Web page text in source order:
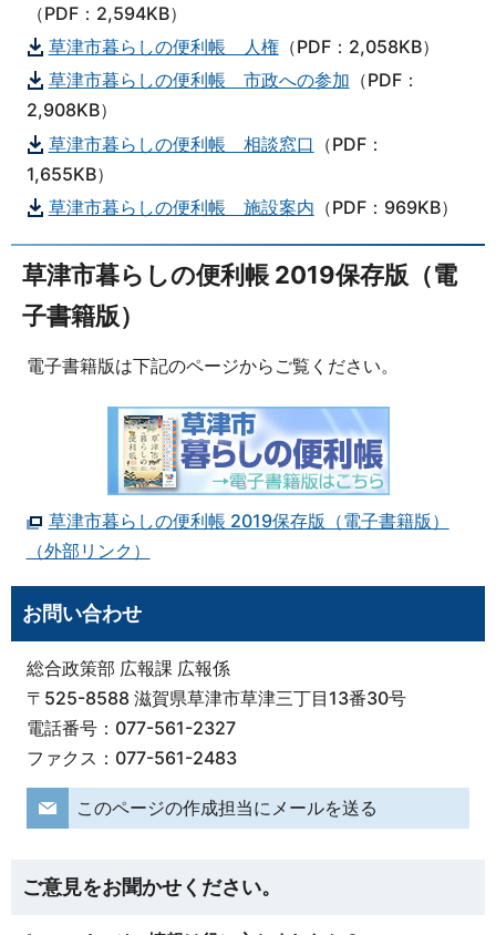
（PDF：2,594KB）
草津市暮らしの便利帳 人権（PDF：2,058KB）
草津市暮らしの便利帳 市政への参加 （PDF：
2,908KB）
草津市暮らしの便利帳 相談窓口 （PDF：
1,655KB）
草津市暮らしの便利帳 施設案内 （PDF：969KB）
草津市暮らしの便利帳 2019保存版（電
子書籍版）
電子書籍版は下記のページからご覧ください。
草津市暮らしの便利帳 2019保存版（電子書籍版）
（外部リンク）
お問い合わせ
総合政策部 広報課 広報係
〒525-8588 滋賀県草津市草津三丁目13番30号
電話番号：077-561-2327
ファクス：077-561-2483
このページの作成担当にメールを送る
ご意見をお聞かせください。